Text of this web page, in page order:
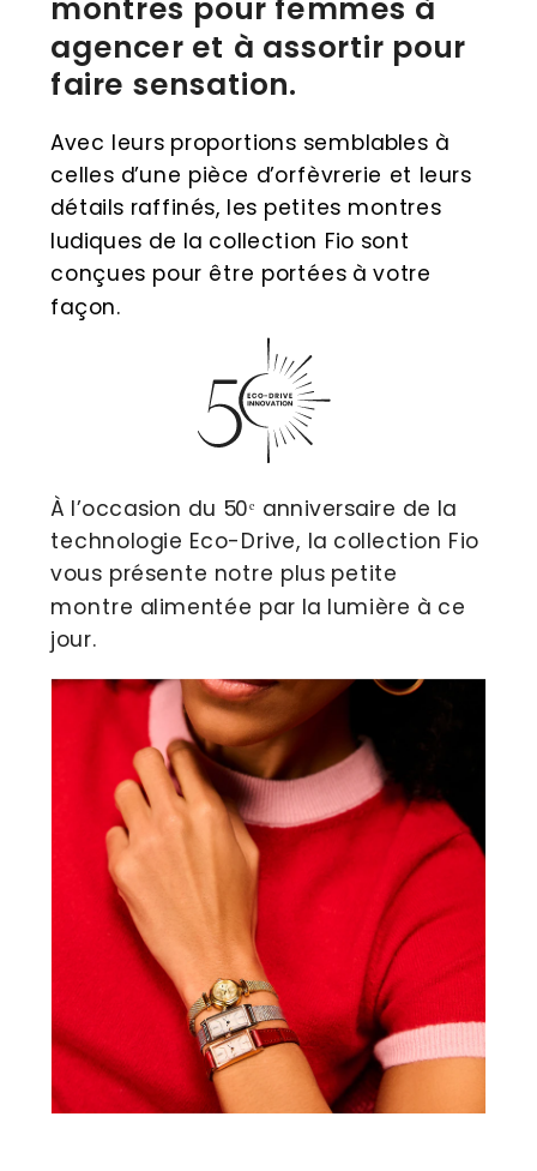
À l’occasion du 50ᵉ anniversaire de la
technologie Eco-Drive, la collection Fio
vous présente notre plus petite
montre alimentée par la lumière à ce
jour.
Avec leurs proportions semblables à
celles d’une pièce d’orfèvrerie et leurs
détails raffinés, les petites montres
ludiques de la collection Fio sont
conçues pour être portées à votre
façon.
montres pour femmes à
agencer et à assortir pour
faire sensation.